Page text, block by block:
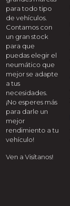
para todo tipo
de vehículos.
Contamos con
un gran stock
para que
puedas elegir el
neumático que
mejor se adapte
a tus
necesidades.
¡No esperes más
para darle un
mejor
rendimiento a tu
vehículo!
Ven a Visítanos!